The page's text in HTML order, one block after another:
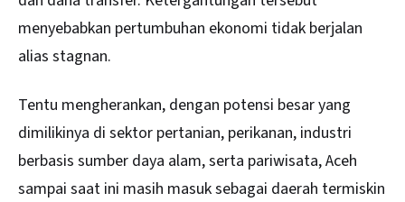
menyebabkan pertumbuhan ekonomi tidak berjalan
alias stagnan.
Tentu mengherankan, dengan potensi besar yang
dimilikinya di sektor pertanian, perikanan, industri
berbasis sumber daya alam, serta pariwisata, Aceh
sampai saat ini masih masuk sebagai daerah termiskin